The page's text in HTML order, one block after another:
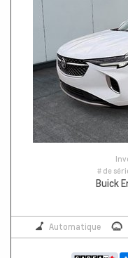
# de
Buick
Automatique